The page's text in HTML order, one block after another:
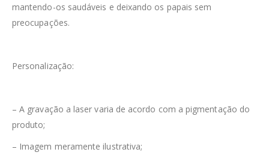
mantendo-os saudáveis e deixando os papais sem
preocupações.
Personalização:
– A gravação a laser varia de acordo com a pigmentação do
produto;
– Imagem meramente ilustrativa;